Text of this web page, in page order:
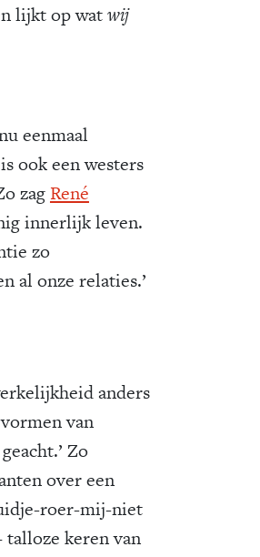
lijkt op watwij
eenmaal
ook een westers
zag René
innerlijk leven.
zo
al onze relaties.’
anders
van
Zo
over een
roer-mij-niet
keren van